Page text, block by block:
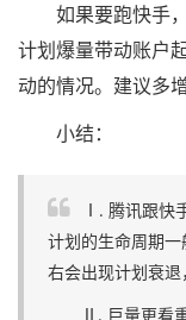
如果要跑快手，
计划爆量带动账户
动的情况。建议多
小结：
Ⅰ. 腾讯跟快
计划的生命周期
右会出现计划衰退
Ⅱ. 巨量更看重